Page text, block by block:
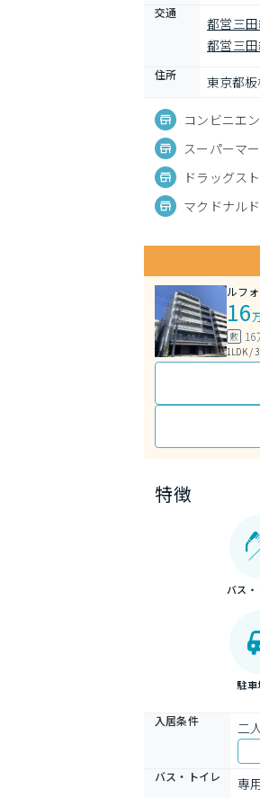
交通
都営三
都営三
住所 東京都
コンビニエ
スーパーマ
ドラッグス
マクドナル
ルフ
16
敷 16
1LDK /
特徴
バス・
駐車
入居条件 二
バス・トイレ
専